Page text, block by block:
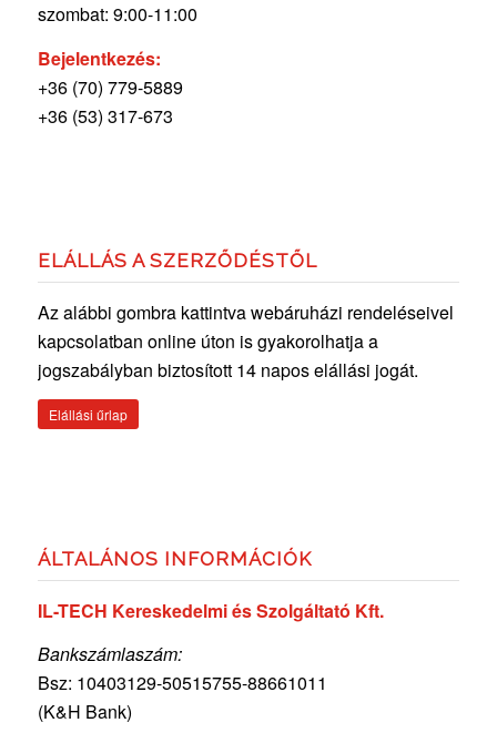
szombat: 9:00-11:00
Bejelentkezés:
+36 (70) 779-5889
+36 (53) 317-673
ELÁLLÁS A SZERZŐDÉSTŐL
Az alábbi gombra kattintva webáruházi rendeléseivel
kapcsolatban online úton is gyakorolhatja a
jogszabályban biztosított 14 napos elállási jogát.
Elállási űrlap
ÁLTALÁNOS INFORMÁCIÓK
IL-TECH Kereskedelmi és Szolgáltató Kft.
Bankszámlaszám:
Bsz: 10403129-50515755-88661011
(K&H Bank)